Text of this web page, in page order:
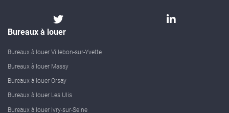
Bureaux à louer
Bureaux à louer Villebon-sur-Yvette
Bureaux à louer Massy
Bureaux à louer Orsay
Bureaux à louer Les Ulis
Bureaux à louer Ivry-sur-Seine